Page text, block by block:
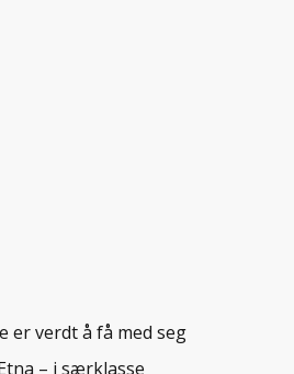
er verdt å få med seg
– i særklasse